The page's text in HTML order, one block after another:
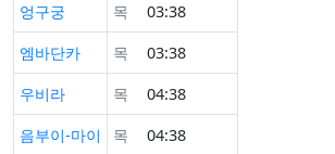
엉구궁
목
03:38
엠바단카
목
03:38
우비라
목
04:38
음부이-마이
목
04:38